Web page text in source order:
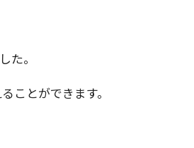
た。
ことができます。